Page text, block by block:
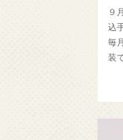
９
込
毎
装